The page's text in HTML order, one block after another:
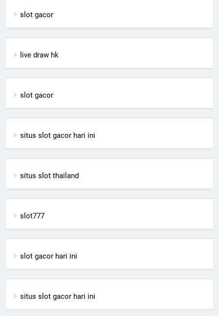
slot gacor
live draw hk
slot gacor
situs slot gacor hari ini
situs slot thailand
slot777
slot gacor hari ini
situs slot gacor hari ini